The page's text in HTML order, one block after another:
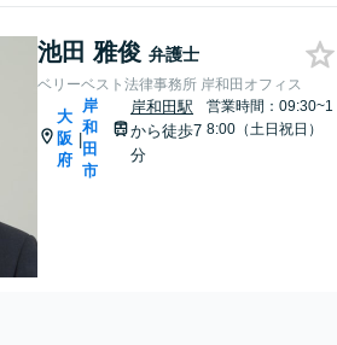
池田 雅俊 弁護士
ベリーベスト法律事務所 岸和田オフィス
大
阪
府
|
岸
和
田
市
岸和田駅
から徒歩7
分
営業時間：09:30~1
8:00（土日祝日）